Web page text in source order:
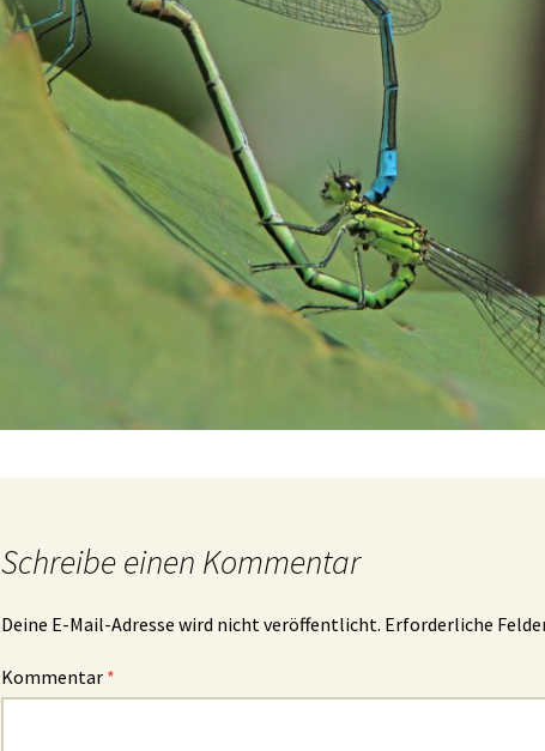
Schreibe einen Kommentar
Deine E-Mail-Adresse wird nicht veröffentlicht. Erforderliche
Kommentar *